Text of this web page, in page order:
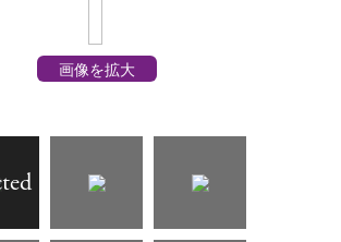
画像を拡大